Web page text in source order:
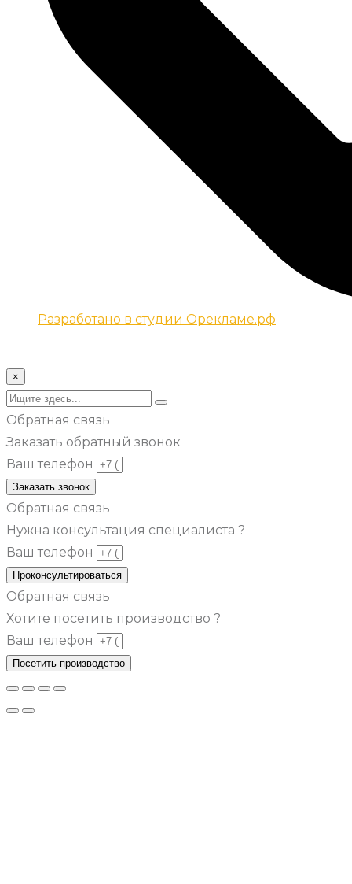
Разработано в студии Орекламе.рф
×
Обратная связь
Заказать обратный звонок
Ваш телефон
Заказать звонок
Обратная связь
Нужна консультация специалиста ?
Ваш телефон
Проконсультироваться
Обратная связь
Хотите посетить производство ?
Ваш телефон
Посетить производство